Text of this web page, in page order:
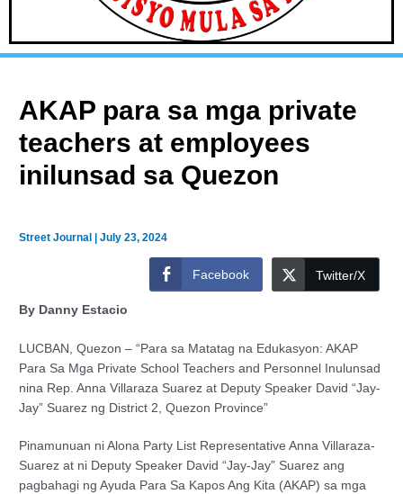
AKAP para sa mga private
teachers at employees
inilunsad sa Quezon
Street Journal |July 23, 2024
Facebook Twitter/X
By Danny Estacio
LUCBAN, Quezon – “Para sa Matatag na Edukasyon: AKAP
Para Sa Mga Private School Teachers and Personnel Inulunsad
nina Rep. Anna Villaraza Suarez at Deputy Speaker David “Jay-
Jay” Suarez ng District 2, Quezon Province”
Pinamunuan ni Alona Party List Representative Anna Villaraza-
Suarez at ni Deputy Speaker David “Jay-Jay” Suarez ang
pagbahagi ng Ayuda Para Sa Kapos Ang Kita (AKAP) sa mga